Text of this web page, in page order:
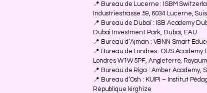
📍 Bureau de Lucerne : ISBM
Industriestrasse 59, 6034 Lucerne,
📍 Bureau de Dubaï : ISB Academy
Dubai Investment Park, Dubaï, EAU
📍 Bureau d’Ajman : VBNN Smart
📍 Bureau de Londres : OUS
Londres W1W 5PF, Angleterre,
📍 Bureau de Riga : Amber Academy,
📍 Bureau d’Osh : KUIPI – Institut
République kirghize